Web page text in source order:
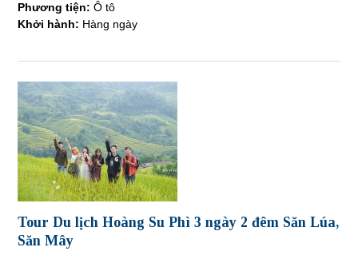
Phương tiện: Ô tô
Khởi hành: Hàng ngày
Tour Du lịch Hoàng Su Phì 3 ngày 2 đêm Săn Lúa,
Săn Mây